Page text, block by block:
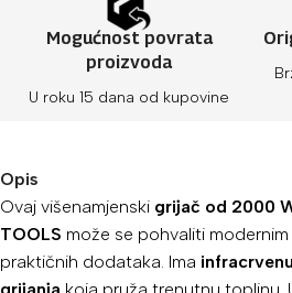
Mogućnost povrata
proizvoda
U roku 15 dana od kupovine
Opis
Ovaj višenamjenski grijač od 2000
TOOLS može se pohvaliti
praktičnih dodataka. Ima
grijanja koja pruža trenutnu toplinu.